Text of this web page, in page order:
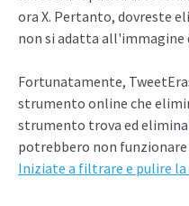
ora X. Pertanto, dovreste
non si adatta all'immagine
Fortunatamente,
strumento online che
strumento trova ed
potrebbero non
Iniziate a filtrare e pulire